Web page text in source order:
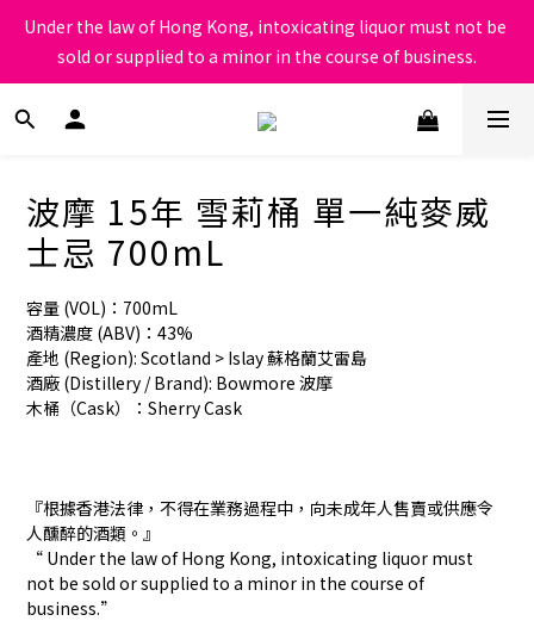
根據香港法律，不得在業務過程中，向未成年人售賣或供應令人醺
醉的酒類
Under the law of Hong Kong, intoxicating liquor must not be
sold or supplied to a minor in the course of business.
根據香港法律，不得在業務過程中，向未成年人售賣或供應令人醺
波摩 15年 雪莉桶 單一純麥威
士忌 700mL
容量 (VOL)：700mL
酒精濃度 (ABV)：43%
產地 (Region): Scotland > Islay 蘇格蘭艾雷島
酒廠 (Distillery / Brand): Bowmore 波摩
木桶（Cask）：Sherry Cask
『根據香港法律，不得在業務過程中，向未成年人售賣或供應令
人醺醉的酒類。』
“ Under the law of Hong Kong, intoxicating liquor must
not be sold or supplied to a minor in the course of
business.”